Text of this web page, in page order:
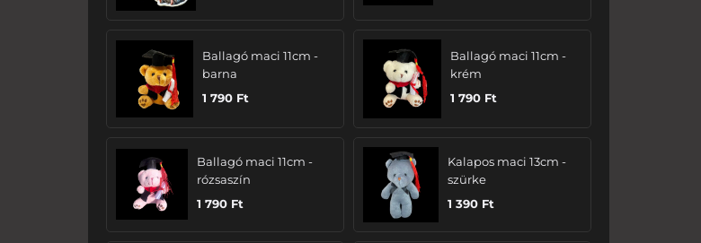
Ballagó maci 11cm -
barna
1 790 Ft
Ballagó maci 11cm -
krém
1 790 Ft
Ballagó maci 11cm -
rózsaszín
1 790 Ft
Kalapos maci 13cm -
szürke
1 390 Ft